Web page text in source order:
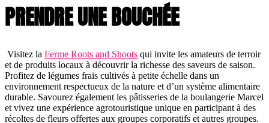
PRENDRE UNE BOUCHÉE
Visitez la Ferme Roots and Shoots qui invite les amateurs de terroir
et de produits locaux à découvrir la richesse des saveurs de saison.
Profitez de légumes frais cultivés à petite échelle dans un
environnement respectueux de la nature et d’un système alimentaire
durable. Savourez également les pâtisseries de la boulangerie Marcel
et vivez une expérience agrotouristique unique en participant à des
récoltes de fleurs offertes aux groupes corporatifs et autres groupes.